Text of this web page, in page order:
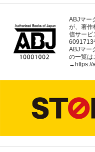
ABJマー
が、著作
信サービ
6091713
ABJマー
の一覧は
→https://